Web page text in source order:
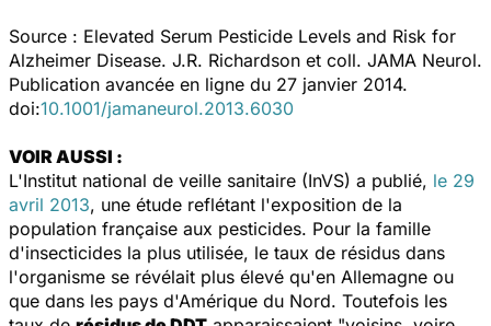
Source : Elevated Serum Pesticide Levels and Risk for
Alzheimer Disease. J.R. Richardson et coll. JAMA Neurol.
Publication avancée en ligne du 27 janvier 2014.
doi:10.1001/jamaneurol.2013.6030
VOIR AUSSI :
L'Institut national de veille sanitaire (InVS) a publié, le 29
avril 2013, une étude reflétant l'exposition de la
population française aux pesticides. Pour la famille
d'insecticides la plus utilisée, le taux de résidus dans
l'organisme se révélait plus élevé qu'en Allemagne ou
que dans les pays d'Amérique du Nord. Toutefois les